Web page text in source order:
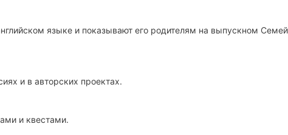
языке и показывают его родителям на выпускном
и в авторских проектах.
и квестами.